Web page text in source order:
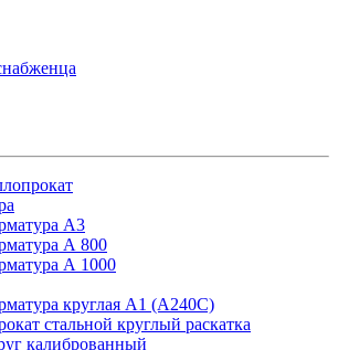
А3
А 800
А 1000
круглая А1 (А240C)
стальной круглый раскатка
калиброванный